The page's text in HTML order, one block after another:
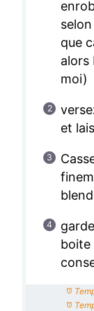
que
alors
moi)
et
boite